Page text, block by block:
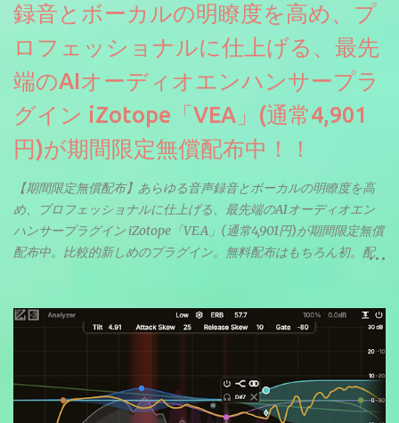
録音とボーカルの明瞭度を高め、プ
ロフェッショナルに仕上げる、最先
端のAIオーディオエンハンサープラ
グイン iZotope「VEA」(通常4,901
円)が期間限定無償配布中！！
【期間限定無償配布】あらゆる音声録音とボーカルの明瞭度を高
め、プロフェッショナルに仕上げる、最先端のAIオーディオエン
ハンサープラグイン iZotope「VEA」(通常4,901円)が期間限定無償
配布中。比較的新しめのプラグイン。無料配布はもちろん初。配